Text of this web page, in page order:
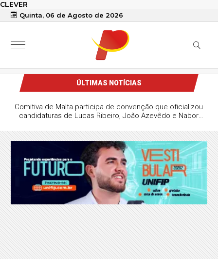
CLEVER
Quinta, 06 de Agosto de 2026
ÚLTIMAS NOTÍCIAS
Comitiva de Malta participa de convenção que oficializou
candidaturas de Lucas Ribeiro, João Azevêdo e Nabor